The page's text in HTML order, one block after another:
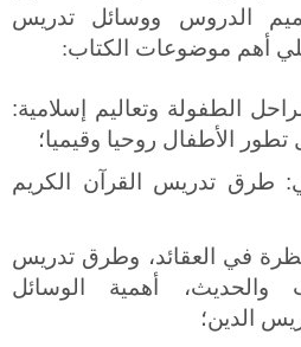
الدروس ووسائل تدريس
يلي أهم موضوعات الكتاب:
الطفولة وتعاليم إسلامية:
الأطفال روحيا وقيميا؛
طرق تدريس القرآن الكريم
في العقائد، وطرق تدريس
والحديث، أهمية الوسائل
الدين؛